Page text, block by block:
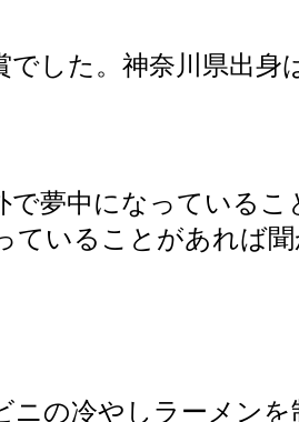
でした。神奈川県出身
夢中になっているこ
ていることがあれば
ニの冷やしラーメン